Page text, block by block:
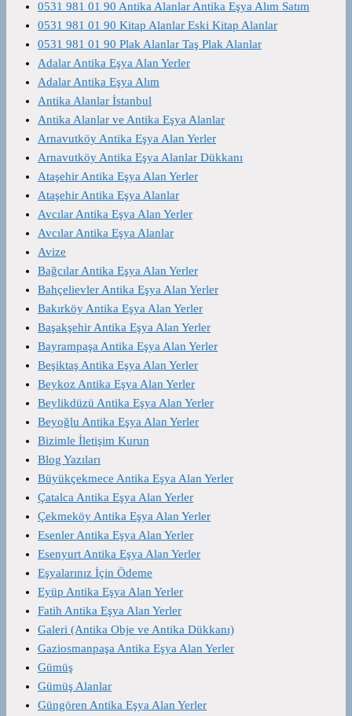
0531 981 01 90 Antika Alanlar Antika Eşya Alım Satım
0531 981 01 90 Kitap Alanlar Eski Kitap Alanlar
0531 981 01 90 Plak Alanlar Taş Plak Alanlar
Adalar Antika Eşya Alan Yerler
Adalar Antika Eşya Alım
Antika Alanlar İstanbul
Antika Alanlar ve Antika Eşya Alanlar
Arnavutköy Antika Eşya Alan Yerler
Arnavutköy Antika Eşya Alanlar Dükkanı
Ataşehir Antika Eşya Alan Yerler
Ataşehir Antika Eşya Alanlar
Avcılar Antika Eşya Alan Yerler
Avcılar Antika Eşya Alanlar
Avize
Bağcılar Antika Eşya Alan Yerler
Bahçelievler Antika Eşya Alan Yerler
Bakırköy Antika Eşya Alan Yerler
Başakşehir Antika Eşya Alan Yerler
Bayrampaşa Antika Eşya Alan Yerler
Beşiktaş Antika Eşya Alan Yerler
Beykoz Antika Eşya Alan Yerler
Beylikdüzü Antika Eşya Alan Yerler
Beyoğlu Antika Eşya Alan Yerler
Bizimle İletişim Kurun
Blog Yazıları
Büyükçekmece Antika Eşya Alan Yerler
Çatalca Antika Eşya Alan Yerler
Çekmeköy Antika Eşya Alan Yerler
Esenler Antika Eşya Alan Yerler
Esenyurt Antika Eşya Alan Yerler
Eşyalarınız İçin Ödeme
Eyüp Antika Eşya Alan Yerler
Fatih Antika Eşya Alan Yerler
Galeri (Antika Obje ve Antika Dükkanı)
Gaziosmanpaşa Antika Eşya Alan Yerler
Gümüş
Gümüş Alanlar
Güngören Antika Eşya Alan Yerler